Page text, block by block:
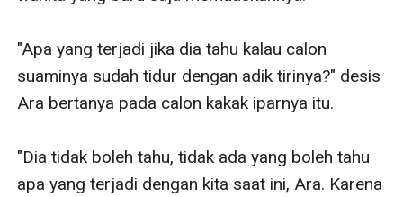
"Apa yang terjadi jika dia tahu kalau calon
suaminya sudah tidur dengan adik tirinya?" desis
Ara bertanya pada calon kakak iparnya itu.
"Dia tidak boleh tahu, tidak ada yang boleh tahu
apa yang terjadi dengan kita saat ini, Ara. Karena